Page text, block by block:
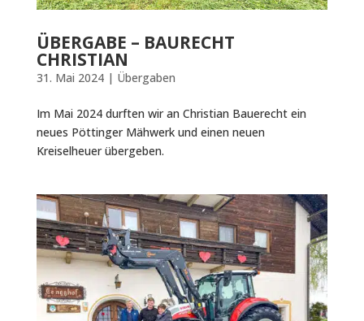
ÜBERGABE – BAURECHT
CHRISTIAN
31. Mai 2024| Übergaben
Im Mai 2024 durften wir an Christian Bauerecht ein
neues Pöttinger Mähwerk und einen neuen
Kreiselheuer übergeben.